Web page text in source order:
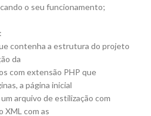
o seu funcionamento;
contenha a estrutura do projeto
da
com extensão PHP que
a página inicial
arquivo de estilização com
XML com as